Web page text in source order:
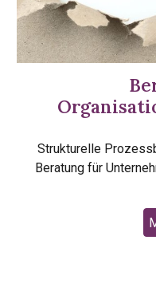
Strukturelle
Beratung für